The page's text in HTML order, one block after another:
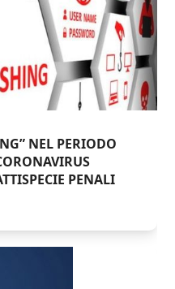
NEL PERIODO
PENALI